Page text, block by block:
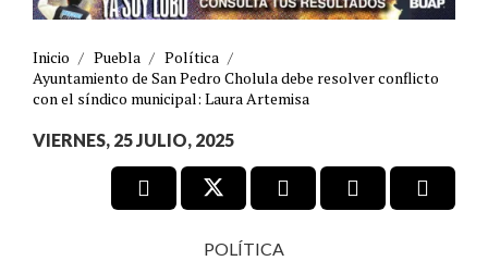
Inicio / Puebla / Política /
Ayuntamiento de San Pedro Cholula debe resolver conflicto
con el síndico municipal: Laura Artemisa
VIERNES, 25 JULIO, 2025
POLÍTICA